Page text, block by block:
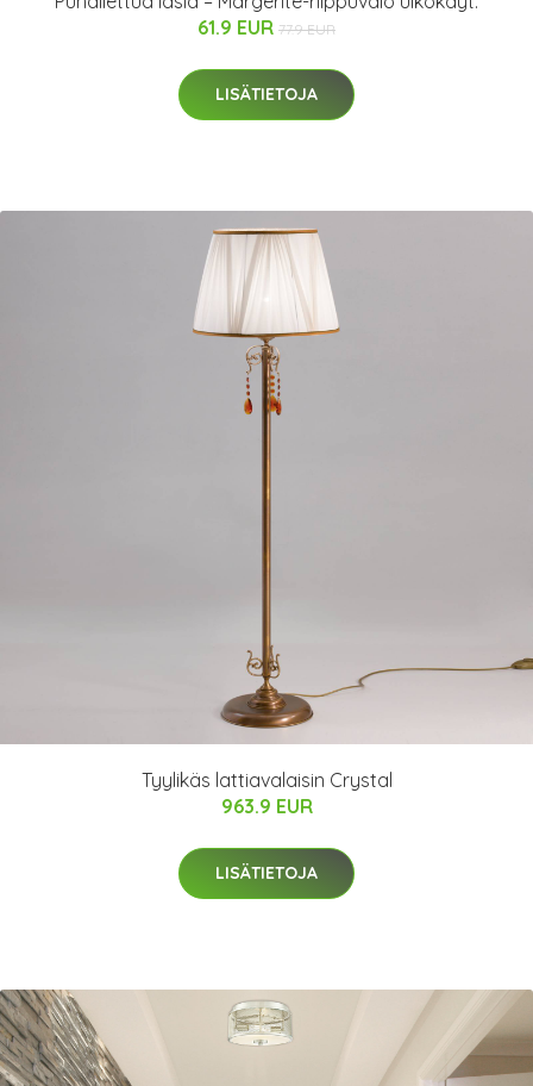
61.9 EUR 77.9 EUR
LISÄTIETOJA
Tyylikäs lattiavalaisin Crystal
963.9 EUR
LISÄTIETOJA